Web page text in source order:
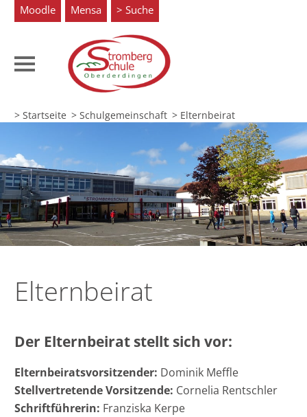
Moodle Mensa Suche
> Startseite > Schulgemeinschaft > Elternbeirat
Elternbeirat
Der Elternbeirat stellt sich vor:
Elternbeiratsvorsitzender: Dominik Meffle
Stellvertretende Vorsitzende: Cornelia Rentschler
Schriftführerin: Franziska Kerpe